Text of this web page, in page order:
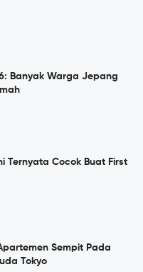
Banyak Warga Jepang
Ternyata Cocok Buat First
Sempit Pada
Tokyo